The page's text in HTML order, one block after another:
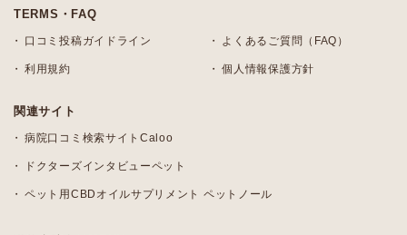
TERMS・FAQ
口コミ投稿ガイドライン よくあるご質問（FAQ）
利用規約 個人情報保護方針
関連サイト
病院口コミ検索サイトCaloo
ドクターズインタビューペット
ペット用CBDオイルサプリメント ペットノール